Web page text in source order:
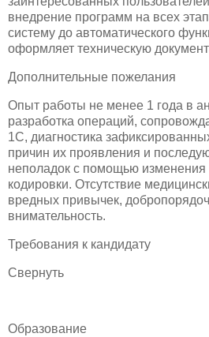
внедрение программ на всех
систему до автоматического
оформляет техническую
Дополнительные пожелания
Опыт работы не менее 1 года в
разработка операций,
1С, диагностика
причин их проявления и
неполадок с помощью изменения
кодировки. Отсутствие
вредных привычек,
внимательность.
Требования к кандидату
Свернуть
Образование